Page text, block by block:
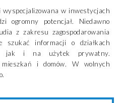
wyspecjalizowana w inwestycjach
potencjał. Niedawno
z zakresu zagospodarowania
szukać informacji o działkach
jak i na użytek prywatny.
i domów. W wolnych